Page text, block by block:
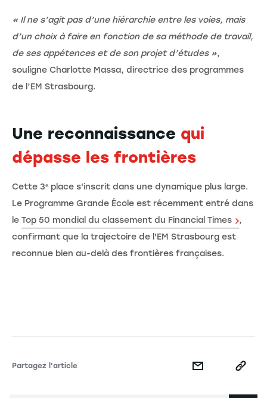
« Il ne s’agit pas d’une hiérarchie entre les voies, mais
d’un choix à faire en fonction de sa méthode de travail,
de ses appétences et de son projet d’études »,
souligne Charlotte Massa, directrice des programmes
de l’EM Strasbourg.
Une reconnaissance qui
dépasse les frontières
Cette 3ᵉ place s'inscrit dans une dynamique plus large.
Le Programme Grande École est récemment entré dans
le Top 50 mondial du classement du Financial Times
,
confirmant que la trajectoire de l'EM Strasbourg est
reconnue bien au-delà des frontières françaises.
Partagez l'article